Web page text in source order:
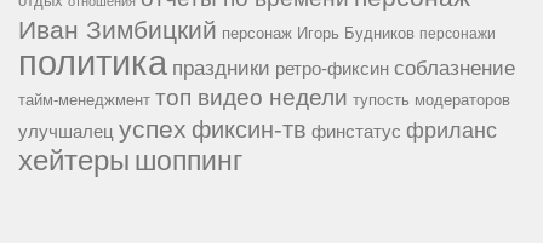
Иван Зимбицкий персонаж Игорь Будников персонажи
политика праздники ретро-фиксин соблазнение
тайм-менеджмент топ видео недели тупость модераторов
улучшалец успех фиксин-тв финстатус фриланс
хейтеры шоппинг